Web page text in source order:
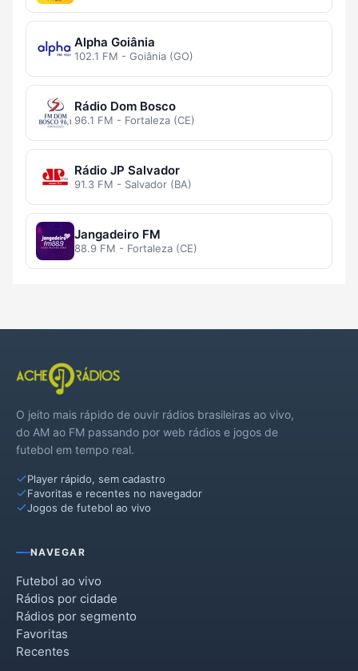
Alpha Goiânia
102.1 FM - Goiânia (GO)
Rádio Dom Bosco
96.1 FM - Fortaleza (CE)
Rádio JP Salvador
91.3 FM - Salvador (BA)
Jangadeiro FM
88.9 FM - Fortaleza (CE)
O jeito mais rápido de ouvir rádios brasileiras ao vivo,
do AM ao FM passando por web rádios e jogos de
futebol em tempo real.
Player rápido, sem cadastro
Favoritas e recentes no navegador
Jogos de futebol ao vivo
NAVEGAR
Futebol ao vivo
Rádios por cidade
Rádios por segmento
Favoritas
Recentes